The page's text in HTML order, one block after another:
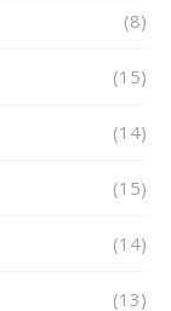
(8)
(15)
(14)
(15)
(14)
(13)